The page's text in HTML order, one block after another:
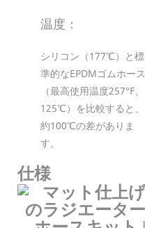
温度：
シリコン（177℃）と標
準的なEPDMゴムホース
（最高使用温度257°F、
125℃）を比較すると、
約100℃の差がありま
す。
仕様